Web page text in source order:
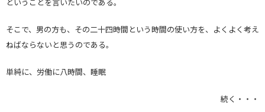
そこで、男の方も、その二十四時間という時間の使い方を、よくよく考え
ねばならないと思うのである。
単純に、労働に八時間、睡眠
続く・・・